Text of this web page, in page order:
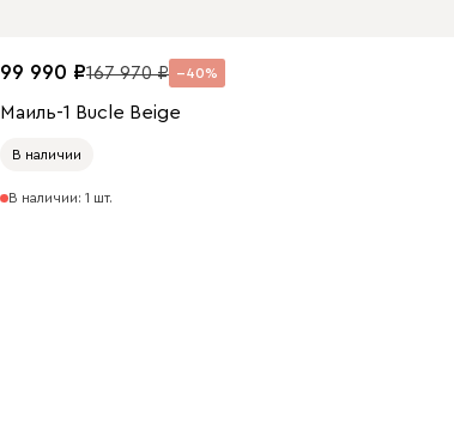
99 990 167 970 40
Маиль-1 Bucle Beige
В наличии
В наличии: 1 шт.